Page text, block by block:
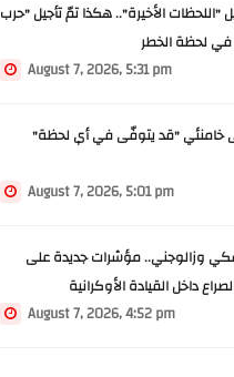
"اللحظات الأخيرة".. هكذا تمّ تأجيل "حرب
في لحظة الخطر
August 7, 2026, 5:31 pm
خامنئي "قد يتوفّى في أي لحظة"
August 7, 2026, 5:01 pm
وزالوجني.. مؤشرات جديدة على
داخل القيادة الأوكرانية
August 7, 2026, 4:52 pm